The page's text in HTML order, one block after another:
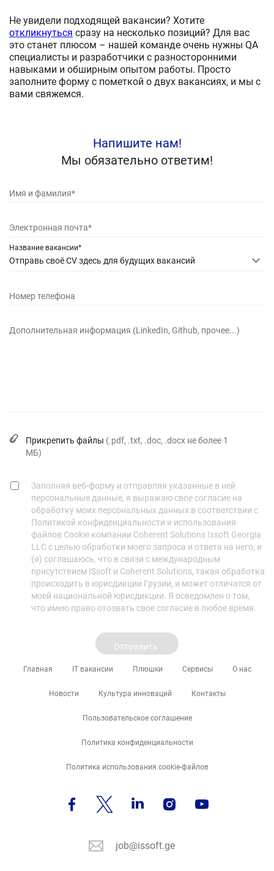
Не увидели подходящей вакансии? Хотите
откликнуться сразу на несколько позиций? Для вас
это станет плюсом – нашей команде очень нужны QA
специалисты и разработчики с разносторонними
навыками и обширным опытом работы. Просто
заполните форму с пометкой о двух вакансиях, и мы с
вами свяжемся.
Напишите нам!
Мы обязательно ответим!
Имя и фамилия*
Электронная почта*
Отправь своё CV здесь для будущих вакансий
Название вакансии*
Номер телефона
Дополнительная информация (LinkedIn, Github, прочее...)
Прикрепить файлы (.pdf, .txt, .doc, .docx не более 1
МБ)
Заполняя веб-форму и отправляя указанные в ней
персональные данные, я выражаю свое согласие на
обработку моих персональных данных в соответствии с
Политикой конфиденциальности и использования
файлов Cookie компании Coherent Solutions Issoft Georgia
LLC с целью обработки моего запроса и ответа на него, и
(я) соглашаюсь, что в связи с международным
присутствием ISsoft и Coherent Solutions, такая обработка
происходить в юрисдикции Грузии, и может отличатся от
моей национальной юрисдикции. Я осведомлен о том,
что имею право отозвать свое согласие в любое время.
Главная IT вакансии Плюшки Сервисы О нас
Новости Культура инноваций Контакты
Пользовательское соглашение
Политика конфиденциальности
Политика использования cookie-файлов
job@issoft.ge